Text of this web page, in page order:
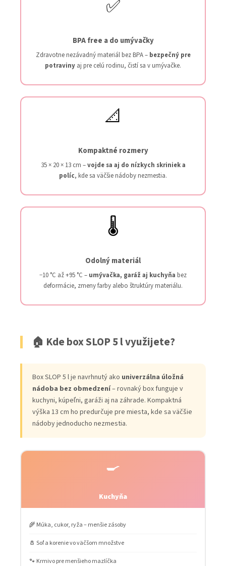
✅
BPA free a do umývačky
Zdravotne nezávadný materiál bez BPA – bezpečný pre
potraviny aj pre celú rodinu, čistí sa v umývačke.
📐
Kompaktné rozmery
35 × 20 × 13 cm –vojde sa aj do nízkych skriniek a
políc, kde sa väčšie nádoby nezmestia.
🌡️
Odolný materiál
−10 °C až +95 °C – umývačka, garáž aj kuchyňa bez
deformácie, zmeny farby alebo štruktúry materiálu.
🏠 Kde box SLOP 5 l využijete?
Box SLOP 5 l je navrhnutý ako univerzálna úložná
nádoba bez obmedzení– rovnaký box funguje v
kuchyni, kúpeľni, garáži aj na záhrade. Kompaktná
výška 13 cm ho predurčuje pre miesta, kde sa väčšie
nádoby jednoducho nezmestia.
🍳
Kuchyňa
🌾 Múka, cukor, ryža – menšie zásoby
🧂 Soľ a korenie vo väčšom množstve
🐾 Krmivo pre menšieho mazlíčka